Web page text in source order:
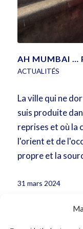
AH MUMBAI …
ACTUALITÉS
La ville qui ne
suis produite
reprises et où la
l'orient et de
propre et la
31 mars 2024